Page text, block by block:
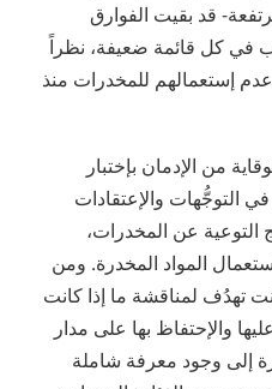
قد بقيت الفوارق
في كل قائمة ضعيفة، نظراً
إستعمالهم للمخدرات منذ
من الإدمان بإختبار
التوجُّهات والإعتقادات
التوعية عن المخدرات،
المواد المخدرة. ومن
تهدُف لمناقشة ما إذا كانت
والإحتفاظ بها على مدار
إلى وجود معرفة شاملة